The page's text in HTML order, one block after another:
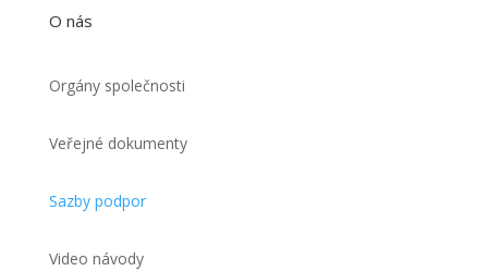
O nás
Orgány společnosti
Veřejné dokumenty
Sazby podpor
Video návody